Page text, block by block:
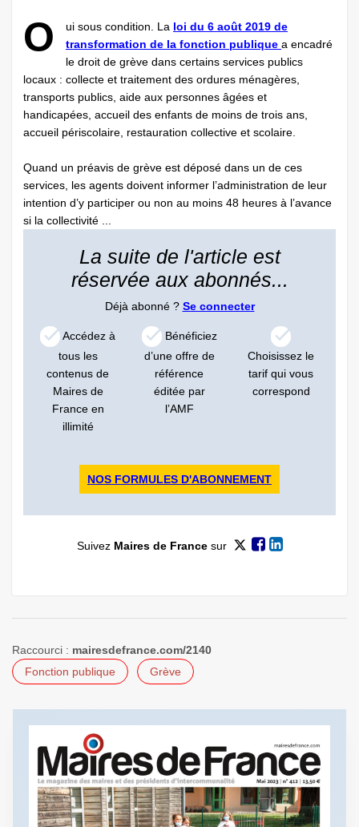
O ui sous condition. La loi du 6 août 2019 de
transformation de la fonction publique a encadré
le droit de grève dans certains services publics
locaux : collecte et traitement des ordures ménagères,
transports publics, aide aux personnes âgées et
handicapées, accueil des enfants de moins de trois ans,
accueil périscolaire, restauration collective et scolaire.
Quand un préavis de grève est déposé dans un de ces
services, les agents doivent informer l’administration de leur
intention d’y participer ou non au moins 48 heures à l’avance
si la collectivité ...
La suite de l'article est
réservée aux abonnés...
Déjà abonné ? Se connecter
Accédez à
tous les
contenus de
Maires de
France en
illimité
Bénéficiez
d’une offre de
référence
éditée par
l’AMF
Choisissez le
tarif qui vous
correspond
NOS FORMULES D'ABONNEMENT
Suivez Maires de Francesur
Raccourci : mairesdefrance.com/2140
Fonction publique
Grève